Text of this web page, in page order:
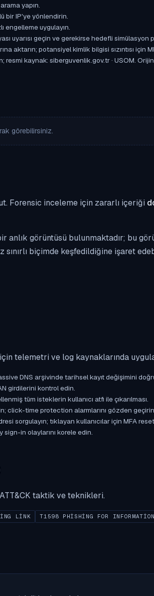
yapın.
bir IP'ye yönlendirin.
engelleme uygulayın.
uyarısı geçin ve gerekirse hedefli simülasyon
aktarın; potansiyel kimlik bilgisi sızıntısı için
kaynak: siberguvenlik.gov.tr · USOM.
görebilirsiniz.
Forensic inceleme için zararlı içeriği
anlık görüntüsü bulunmaktadır; bu
biçimde keşfedildiğine işaret
telemetri ve log kaynaklarında
DNS arşivinde tarihsel kayıt değişimini
girdilerini kontrol edin.
tüm isteklerin kullanıcı atfı ile çıkarılması.
click-time protection alarmlarını gözden
sorgulayın; tıklayan kullanıcılar için MFA
sign-in olaylarını korele edin.
taktik ve teknikleri.
LINK T1598 PHISHING FOR INFORMATION